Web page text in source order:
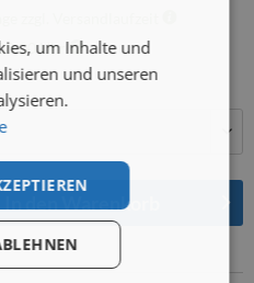
zzgl. Versandlaufzeit
08:00 Uhr
Warenkorb
um Inhalte und
und unseren